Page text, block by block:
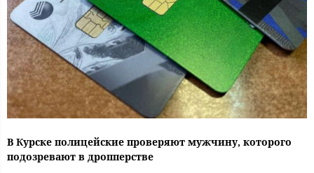
В Курске полицейские проверяют мужчину, которого
подозревают в дропперстве